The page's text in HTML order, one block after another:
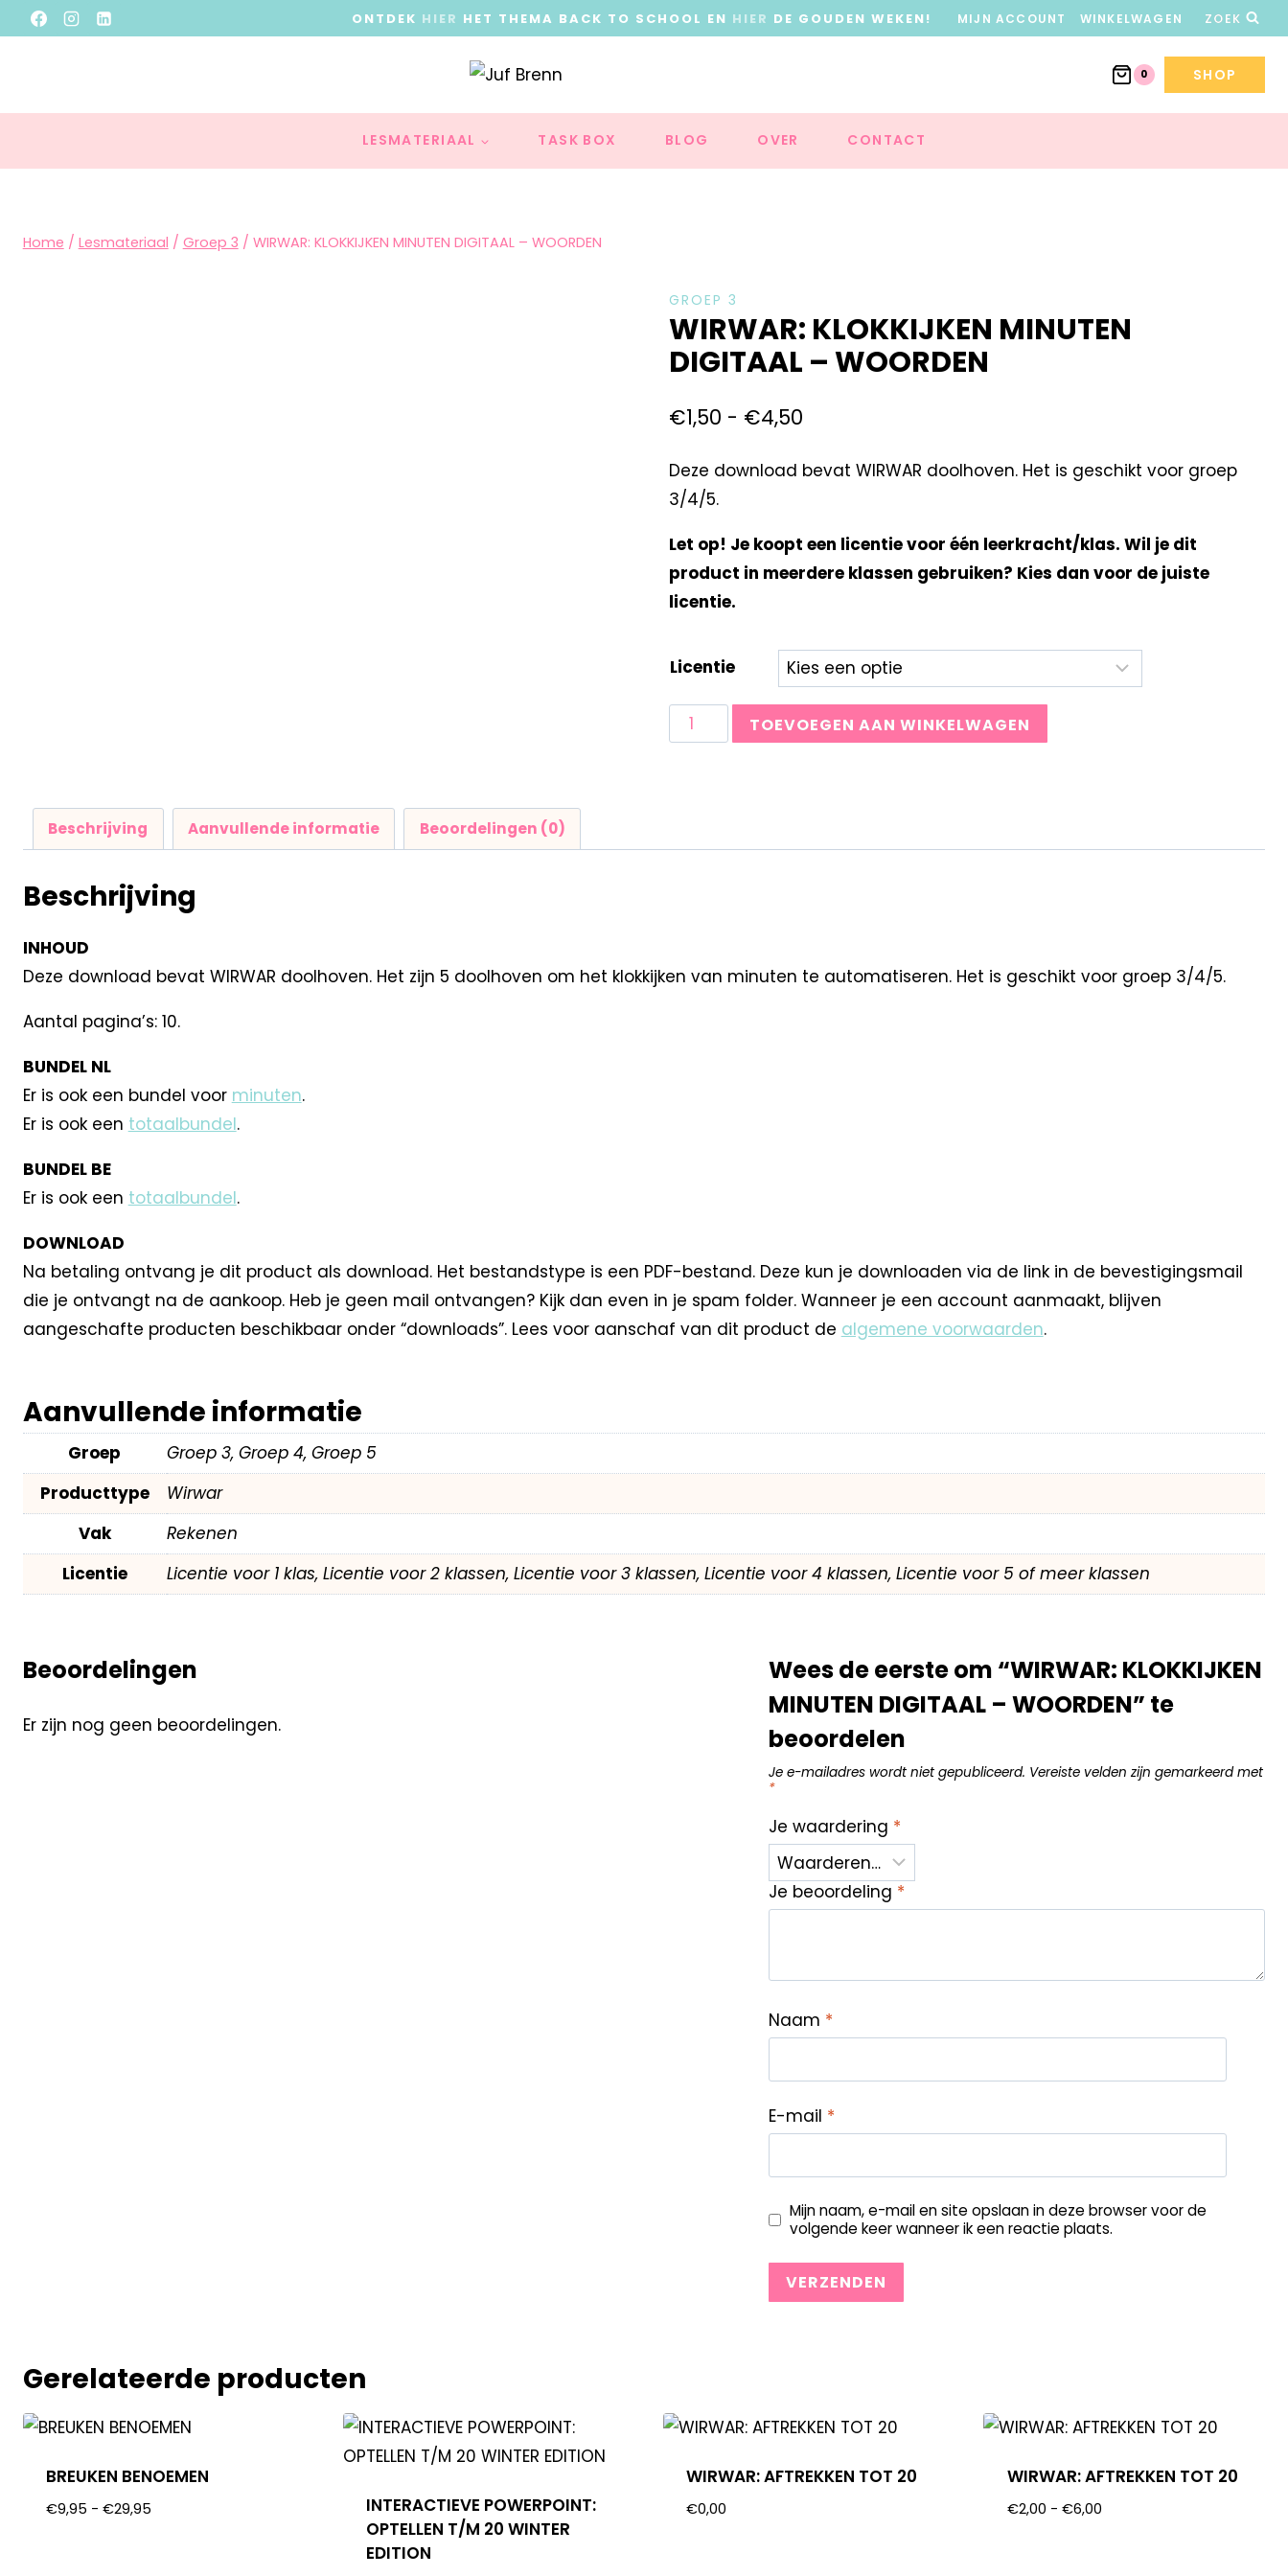
ONTDEK HIER HET THEMA BACK TO SCHOOL EN HIER DE GOUDEN WEKEN! MIJN ACCOUNT WINKELWAGEN ZOEK
0 SHOP
LESMATERIAAL TASK BOX BLOG OVER CONTACT
Home / Lesmateriaal / Groep 3 / WIRWAR: KLOKKIJKEN MINUTEN DIGITAAL – WOORDEN
GROEP 3
WIRWAR: KLOKKIJKEN MINUTEN
DIGITAAL – WOORDEN
€1,50 - €4,50
Deze download bevat WIRWAR doolhoven. Het is geschikt voor groep
3/4/5.
Let op! Je koopt een licentie voor één leerkracht/klas. Wil je dit
product in meerdere klassen gebruiken? Kies dan voor de juiste
licentie.
Licentie
TOEVOEGEN AAN WINKELWAGEN
Beschrijving Aanvullende informatie Beoordelingen (0)
Beschrijving
INHOUD
Deze download bevat WIRWAR doolhoven. Het zijn 5 doolhoven om het klokkijken van minuten te automatiseren. Het is geschikt voor groep 3/4/5.
Aantal pagina’s: 10.
BUNDEL NL
Er is ook een bundel voor minuten.
Er is ook een totaalbundel.
BUNDEL BE
Er is ook een totaalbundel.
DOWNLOAD
Na betaling ontvang je dit product als download. Het bestandstype is een PDF-bestand. Deze kun je downloaden via de link in de bevestigingsmail
die je ontvangt na de aankoop. Heb je geen mail ontvangen? Kijk dan even in je spam folder. Wanneer je een account aanmaakt, blijven
aangeschafte producten beschikbaar onder “downloads”. Lees voor aanschaf van dit product de algemene voorwaarden.
Aanvullende informatie
Groep
Groep 3, Groep 4, Groep 5
Producttype
Wirwar
Vak
Rekenen
Licentie
Licentie voor 1 klas, Licentie voor 2 klassen, Licentie voor 3 klassen, Licentie voor 4 klassen, Licentie voor 5 of meer klassen
Beoordelingen
Er zijn nog geen beoordelingen.
Wees de eerste om “WIRWAR: KLOKKIJKEN
MINUTEN DIGITAAL – WOORDEN” te
beoordelen
Je e-mailadres wordt niet gepubliceerd. Vereiste velden zijn gemarkeerd met
*
Je waardering *
Je beoordeling *
Naam *
E-mail *
Mijn naam, e-mail en site opslaan in deze browser voor de
volgende keer wanneer ik een reactie plaats.
Gerelateerde producten
BREUKEN BENOEMEN
€9,95 - €29,95
INTERACTIEVE POWERPOINT:
OPTELLEN T/M 20 WINTER
EDITION
WIRWAR: AFTREKKEN TOT 20
€0,00
WIRWAR: AFTREKKEN TOT 20
€2,00 - €6,00